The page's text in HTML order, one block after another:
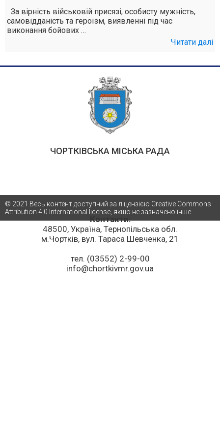
За вірність військовій присязі, особисту мужність,
самовідданість та героїзм, виявленні під час
виконання бойових …
Читати далі
ЧОРТКІВСЬКА МІСЬКА РАДА
Контакти:
48500, Україна, Тернопільська обл.
м.Чортків, вул. Тараса Шевченка, 21
тел. (03552) 2-99-00
info@chortkivmr.gov.ua
© 2021 Весь контент доступний за ліцензією Creative Commons
Attribution 4.0 International license, якщо не зазначено інше.